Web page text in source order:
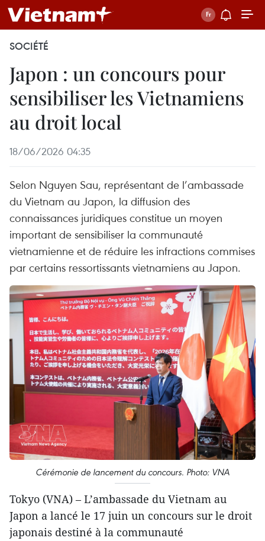
SOCIÉTÉ
Japon : un concours pour
sensibiliser les Vietnamiens
au droit local
18/06/2026 04:35
Selon Nguyen Sau, représentant de l’ambassade
du Vietnam au Japon, la diffusion des
connaissances juridiques constitue un moyen
important de sensibiliser la communauté
vietnamienne et de réduire les infractions commises
par certains ressortissants vietnamiens au Japon.
Cérémonie de lancement du concours. Photo: VNA
Tokyo (VNA) – L’ambassade du Vietnam au
Japon a lancé le 17 juin un concours sur le droit
japonais destiné à la communauté